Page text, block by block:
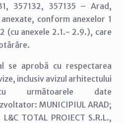
357132, 357135 – Arad,
conform anexelor 1
(cu anexele 2.1.- 2.9.), care
se aprobă cu respectarea
inclusiv avizul arhitectului
date
MUNICIPIUL ARAD;
TOTAL PROIECT S.R.L.,